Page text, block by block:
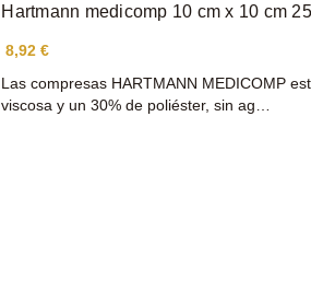
Hartmann medicomp 10 cm x 10 cm
8,92 €
Las compresas HARTMANN MEDICOMP
viscosa y un 30% de poliéster, sin ag…